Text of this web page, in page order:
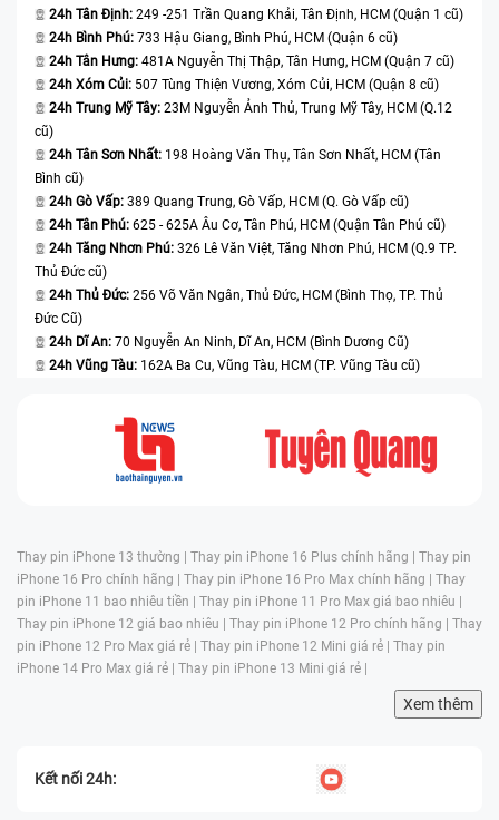
24h Tân Định: 249 -251 Trần Quang Khải, Tân Định, HCM (Quận 1 cũ)
24h Bình Phú: 733 Hậu Giang, Bình Phú, HCM (Quận 6 cũ)
24h Tân Hưng: 481A Nguyễn Thị Thập, Tân Hưng, HCM (Quận 7 cũ)
24h Xóm Củi: 507 Tùng Thiện Vương, Xóm Củi, HCM (Quận 8 cũ)
24h Trung Mỹ Tây: 23M Nguyễn Ảnh Thủ, Trung Mỹ Tây, HCM (Q.12
cũ)
24h Tân Sơn Nhất: 198 Hoàng Văn Thụ, Tân Sơn Nhất, HCM (Tân
Bình cũ)
24h Gò Vấp: 389 Quang Trung, Gò Vấp, HCM (Q. Gò Vấp cũ)
24h Tân Phú: 625 - 625A Âu Cơ, Tân Phú, HCM (Quận Tân Phú cũ)
24h Tăng Nhơn Phú: 326 Lê Văn Việt, Tăng Nhơn Phú, HCM (Q.9 TP.
Thủ Đức cũ)
24h Thủ Đức: 256 Võ Văn Ngân, Thủ Đức, HCM (Bình Thọ, TP. Thủ
Đức Cũ)
24h Dĩ An: 70 Nguyễn An Ninh, Dĩ An, HCM (Bình Dương Cũ)
24h Vũng Tàu: 162A Ba Cu, Vũng Tàu, HCM (TP. Vũng Tàu cũ)
Thay pin iPhone 13 thường | Thay pin iPhone 16 Plus chính hãng | Thay pin
iPhone 16 Pro chính hãng | Thay pin iPhone 16 Pro Max chính hãng | Thay
pin iPhone 11 bao nhiêu tiền | Thay pin iPhone 11 Pro Max giá bao nhiêu |
Thay pin iPhone 12 giá bao nhiêu | Thay pin iPhone 12 Pro chính hãng | Thay
pin iPhone 12 Pro Max giá rẻ | Thay pin iPhone 12 Mini giá rẻ | Thay pin
iPhone 14 Pro Max giá rẻ | Thay pin iPhone 13 Mini giá rẻ |
Xem thêm
Kết nối 24h: